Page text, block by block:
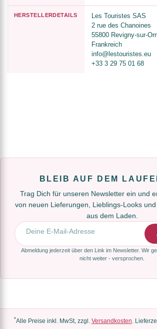
HERSTELLERDETAILS
Les Touristes SAS
2 rue des Chanoines
55800 Revigny-sur-
Frankreich
info@lestouristes.eu
+33 3 29 75 01 68
BLEIB AUF DEM
Trag Dich für unseren Newsletter ein und
von neuen Lieferungen, Lieblings-Looks
aus dem Laden.
E-Mail-Adresse
Abmeldung jederzeit über den Link im Newsletter. Wir
nicht weiter - versprochen.
*Alle Preise inkl. MwSt, zzgl. Versandkosten.